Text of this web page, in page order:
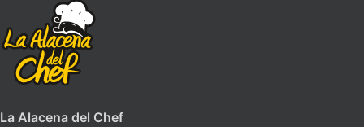
La Alacena del Chef